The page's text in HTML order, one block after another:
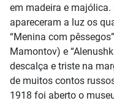
em madeira e
apareceram a luz os
“Menina com
Mamontov) e
descalça e triste na
de muitos contos
1918 foi aberto o